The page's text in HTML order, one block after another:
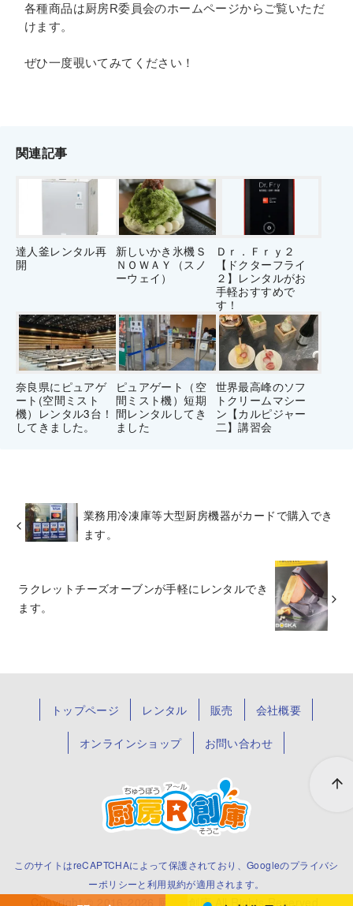
各種商品は厨房R委員会のホームページからご覧いただ
け ます。
ぜひ一度覗いてみてください！
関連記事
達人釜レンタル再
開
新しいかき氷機Ｓ
ＮＯＷＡＹ（スノ
ーウェイ）
Ｄｒ．Ｆｒｙ２
【ドクターフライ
２】レンタルがお
手軽おすすめで
す！
奈良県にピュアゲ
ート(空間ミスト
機）レンタル3台！
してきました。
ピュアゲート（空
間ミスト機）短期
間レンタルしてき
ました
世界最高峰のソフ
トクリームマシー
ン【カルピジャー
二】講習会
業務用冷凍庫等大型厨房機器がカードで購入でき
ます。
ラクレットチーズオーブンが手軽にレンタルでき
ます。
トップページ レンタル 販売 会社概要
オンラインショップ お問い合わせ
このサイトはreCAPTCHAによって保護されており、Googleのプライバシ
ーポリシーと 利用規約が適用されます。
Copyright © 2016-2026 厨房R創庫All Rights Reserved.